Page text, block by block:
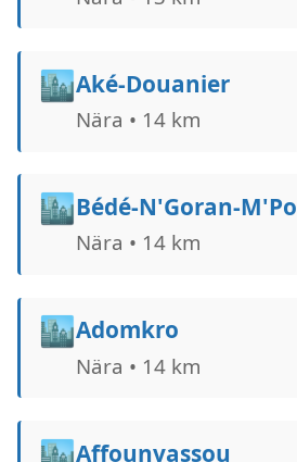
🏙️Aké-Douanier
Nära • 14 km
🏙️Bédé-N'Goran-M'Po
Nära • 14 km
🏙️Adomkro
Nära • 14 km
🏙️Affounvassou